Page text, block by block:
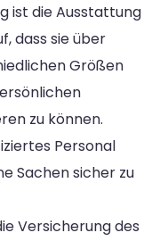
ist die Ausstattung
dass sie über
Größen
zu können.
Personal
Sachen sicher zu
Versicherung des